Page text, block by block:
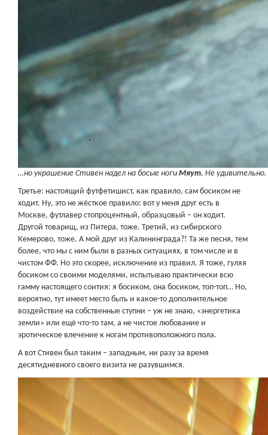
…но украшение Стивен надел на босые ноги Мяут. Не удивительно.
Третье: настоящий футфетишист, как правило, сам босиком не
ходит. Ну, это не жёсткое правило: вот у меня друг есть в
Москве, футлавер стопроцентный, образцовый – он ходит.
Другой товарищ, из Питера, тоже. Третий, из сибирского
Кемерово, тоже. А мой друг из Калининграда?! Та же песня, тем
более, что мы с ним были в разных ситуациях, в том числе и в
чистом ФФ. Но это скорее, исключение из правил. Я тоже, гуляя
босиком со своими моделями, испытываю практически всю
гамму настоящего соития: я босиком, она босиком, топ-топ… Но,
вероятно, тут имеет место быть и какое-то дополнительное
воздействие на собственные ступни – уж не знаю, «энергетика
земли» или ещё что-то там, а не чистое любование и
эротическое влечение к ногам противоположного пола.
А вот Стивен был таким – западным, ни разу за время
десятидневного своего визита не разувшимся.